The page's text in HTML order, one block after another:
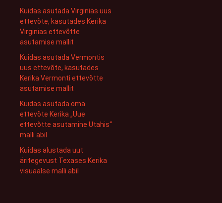
Kuidas asutada Virginias uus
ettevõte, kasutades Kerika
Virginias ettevõtte
asutamise mallit
Kuidas asutada Vermontis
uus ettevõte, kasutades
Kerika Vermonti ettevõtte
asutamise mallit
Kuidas asutada oma
ettevõte Kerika „Uue
ettevõtte asutamine Utahis“
malli abil
Kuidas alustada uut
äritegevust Texases Kerika
visuaalse malli abil